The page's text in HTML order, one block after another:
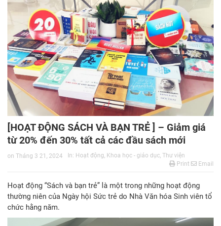
[HOẠT ĐỘNG SÁCH VÀ BẠN TRẺ ] – Giảm giá
từ 20% đến 30% tất cả các đầu sách mới
on Tháng 3 21, 2024 In: Hoạt động, Khoa học - giáo dục, Thư viện
Print
Email
Hoạt động “Sách và bạn trẻ” là một trong những hoạt động
thường niên của Ngày hội Sức trẻ do Nhà Văn hóa Sinh viên tổ
chức hằng năm.